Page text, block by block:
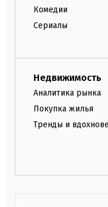
Комедии
Сериалы
Недвижимость
Аналитика рынка
Покупка жилья
Тренды и